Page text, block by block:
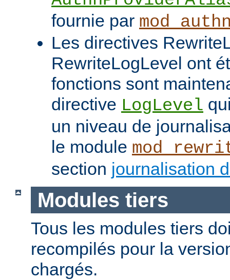
fournie par
Les directives
RewriteLogLevel ont
fonctions sont
directive LogLevel
un niveau de
le module
section journalisation
Modules tiers
Tous les modules tiers
recompilés pour la
chargés.